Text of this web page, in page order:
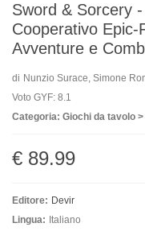
Sword & Sorcery
Cooperativo
Avventure e
di Nunzio Surace, Simone
Voto GYF: 8.1
Categoria: Giochi da tavolo
€ 89.99
Editore: Devir
Lingua: Italiano